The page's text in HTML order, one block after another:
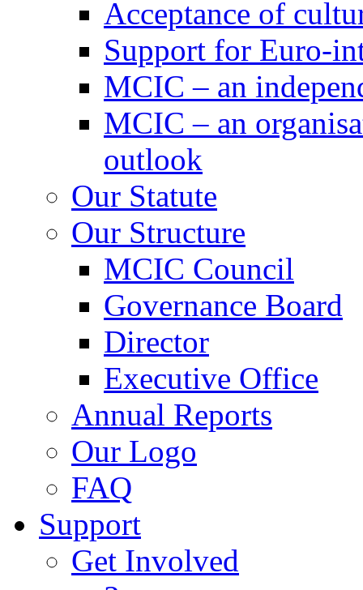
Acceptance of
Support for Euro-
MCIC – an
MCIC – an
outlook
Our Statute
Our Structure
MCIC Council
Governance Board
Director
Executive Office
Annual Reports
Our Logo
FAQ
Support
Get Involved